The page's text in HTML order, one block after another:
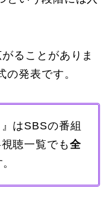
ることがありま
発表です。
はSBSの番組
聴一覧でも全